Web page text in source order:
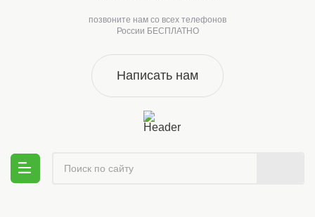
позвоните нам со всех телефонов
России БЕСПЛАТНО
Написать нам